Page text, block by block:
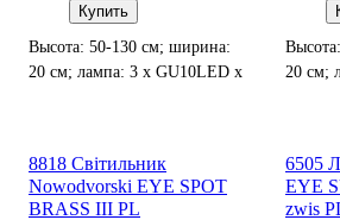
Купить
Высота: 50-130 см; ширина:
20 см; лампа: 3 х GU10LED х
20 см;
8818 Світильник
Nowodvorski EYE SPOT
BRASS III PL
6505
EYE
zwis